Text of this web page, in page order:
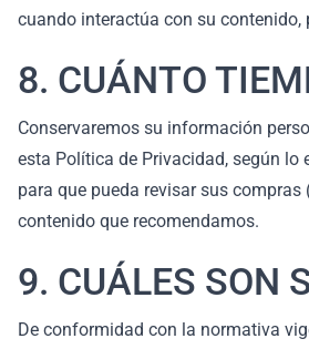
cuando interactúa con su contenido,
8. CUÁNTO
Conservaremos su información
esta Política de Privacidad, según
para que pueda revisar sus
contenido que recomendamos.
9. CUÁLES SON
De conformidad con la normativa